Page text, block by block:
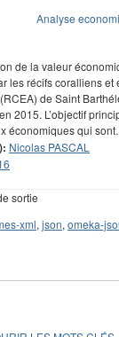
de la valeur
les récifs coralliens et
de Saint
2015. L’objectif
économiques qui
Nicolas PASCAL
sortie
xml, json, omeka-